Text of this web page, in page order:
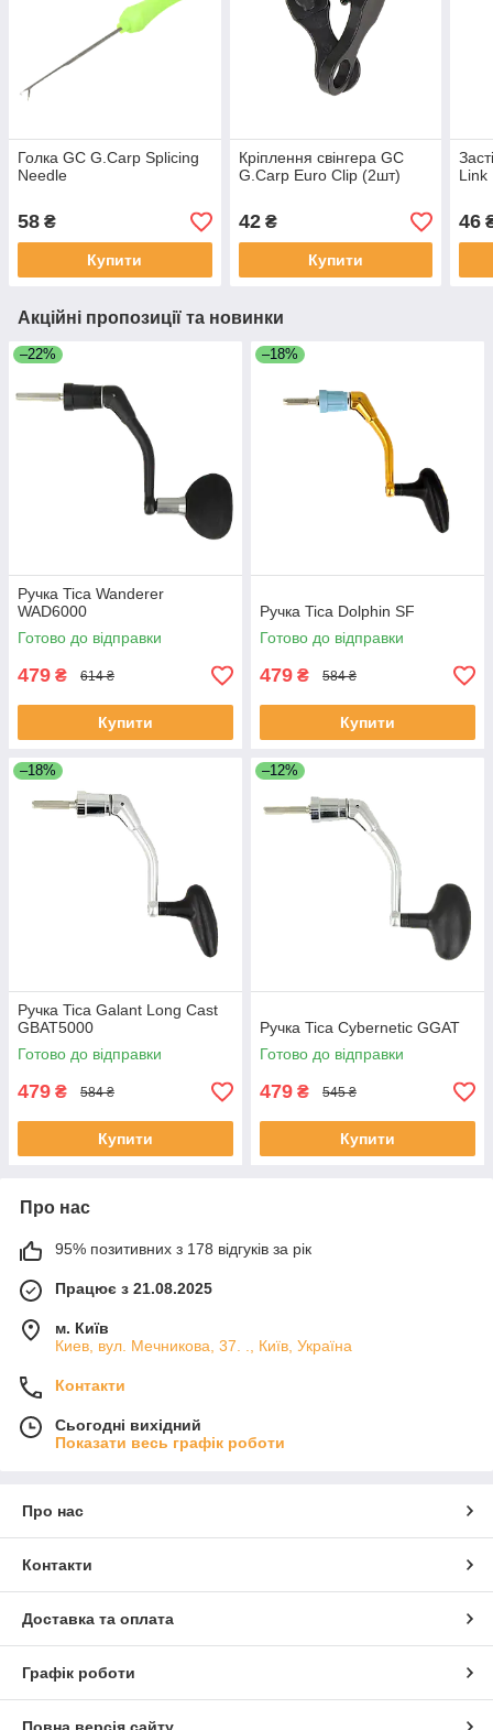
Голка GC G.Carp Splicing
Needle
58 ₴
Купити
Кріплення свінгера GC
G.Carp Euro Clip (2шт)
42₴
Купити
46
Акційні пропозиції та новинки
–22%
Ручка Tica Wanderer
WAD6000
Готово до відправки
479 ₴ 614 ₴
Купити
–18%
Ручка Tica Dolphin SF
Готово до відправки
479 ₴ 584 ₴
Купити
–18%
Ручка Tica Galant Long Cast
GBAT5000
Готово до відправки
479 ₴ 584 ₴
Купити
–12%
Ручка Tica Cybernetic GGAT
Готово до відправки
479 ₴ 545 ₴
Купити
Про нас
95% позитивних з 178 відгуків за рік
Працює з 21.08.2025
м. Київ
Киев, вул. Мечникова, 37. ., Київ, Україна
Контакти
Сьогодні вихідний
Показати весь графік роботи
Про нас
Контакти
Доставка та оплата
Графік роботи